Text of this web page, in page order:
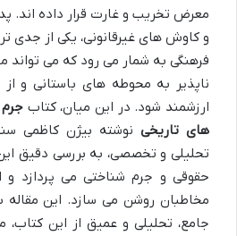
معرض تخریب و غارت قرار داده اند.
و کاوش های غیرقانونی، یکی از جدی
فرهنگی به شمار می رود که می
ناپذیر به محوطه های باستانی و
ارزشمند شود. در این میان، کتاب
های تاریخی نوشته بیژن کاظمی
تحلیلی و تخصصی، به بررسی دقیق
حقوقی و جرم شناختی می پردازد و
مخاطبان روشن می سازد. این
جامع، تحلیلی و عمیق از این کتاب،